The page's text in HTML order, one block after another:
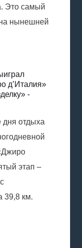
Это самый
нынешней
д’Италия»
-
дня отдыха
этап –
39,8 км.